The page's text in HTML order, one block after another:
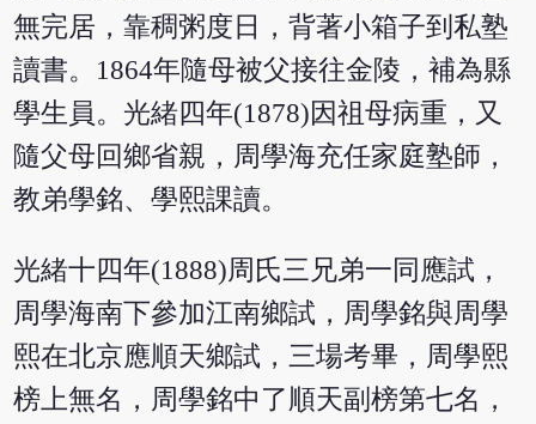
無完居，靠稠粥度日，背著小箱子到私塾
讀書。1864年隨母被父接往金陵，補為縣
學生員。光緒四年(1878)因祖母病重，又
隨父母回鄉省親，周學海充任家庭塾師，
教弟學銘、學熙課讀。
光緒十四年(1888)周氏三兄弟一同應試，
周學海南下參加江南鄉試，周學銘與周學
熙在北京應順天鄉試，三場考畢，周學熙
榜上無名，周學銘中了順天副榜第七名，